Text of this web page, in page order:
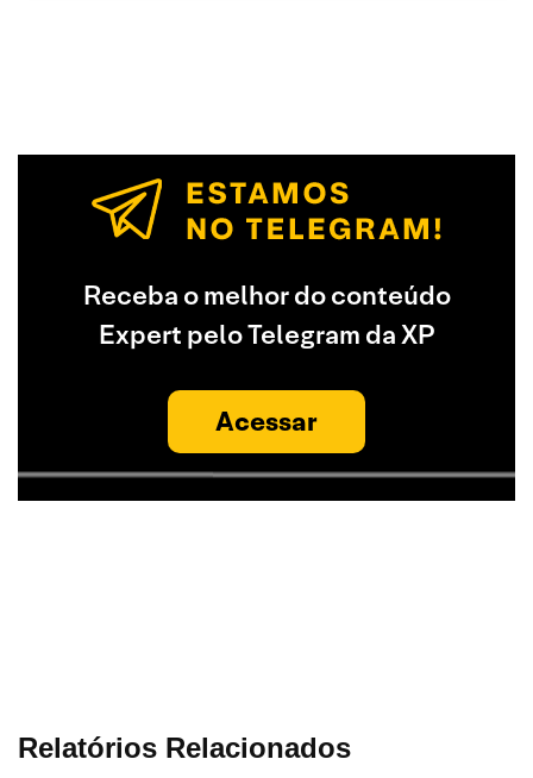
Receba o melhor do conteúdo
Expert pelo Telegram da XP
Acessar
Relatórios Relacionados